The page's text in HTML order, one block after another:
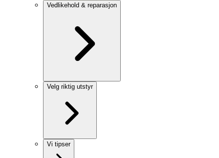
Vedlikehold & reparasjon
Velg riktig utstyr
Vi tipser